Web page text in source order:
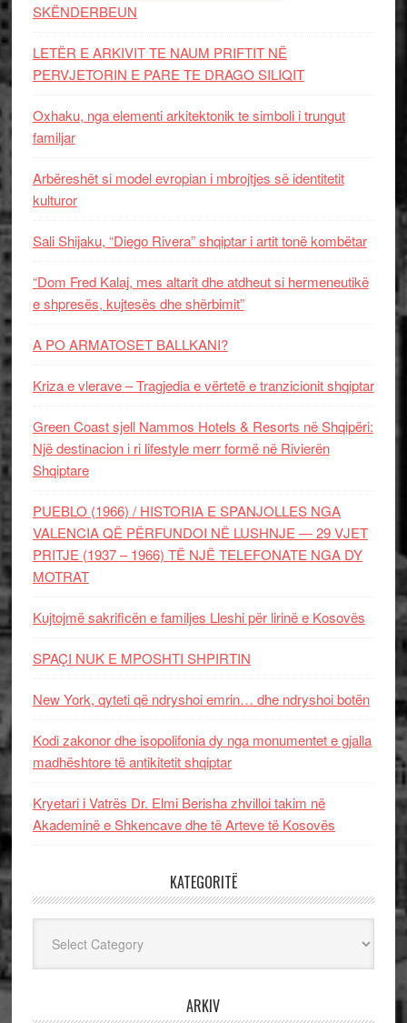
SKËNDERBEUN
LETËR E ARKIVIT TE NAUM PRIFTIT NË
PERVJETORIN E PARE TE DRAGO SILIQIT
Oxhaku, nga elementi arkitektonik te simboli i trungut
familjar
Arbëreshët si model evropian i mbrojtjes së identitetit
kulturor
Sali Shijaku, “Diego Rivera” shqiptar i artit tonë kombëtar
“Dom Fred Kalaj, mes altarit dhe atdheut si hermeneutikë
e shpresës, kujtesës dhe shërbimit”
A PO ARMATOSET BALLKANI?
Kriza e vlerave – Tragjedia e vërtetë e tranzicionit shqiptar
Green Coast sjell Nammos Hotels & Resorts në Shqipëri:
Një destinacion i ri lifestyle merr formë në Rivierën
Shqiptare
PUEBLO (1966) / HISTORIA E SPANJOLLES NGA
VALENCIA QË PËRFUNDOI NË LUSHNJE — 29 VJET
PRITJE (1937 – 1966) TË NJË TELEFONATE NGA DY
MOTRAT
Kujtojmë sakrificën e familjes Lleshi për lirinë e Kosovës
SPAÇI NUK E MPOSHTI SHPIRTIN
New York, qyteti që ndryshoi emrin… dhe ndryshoi botën
Kodi zakonor dhe isopolifonia dy nga monumentet e gjalla
madhështore të antikitetit shqiptar
Kryetari i Vatrës Dr. Elmi Berisha zhvilloi takim në
Akademinë e Shkencave dhe të Arteve të Kosovës
KATEGORITË
ARKIV